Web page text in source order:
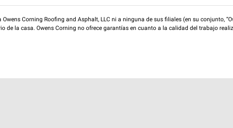
Corning Roofing and Asphalt, LLC ni a ninguna de sus filiales (en su conjunto,
de la casa. Owens Corning no ofrece garantías en cuanto a la calidad del trabajo